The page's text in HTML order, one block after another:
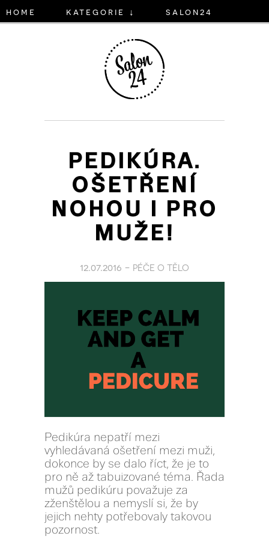
home kategorie ↓ salon24
PEDIKÚRA.
OŠETŘENÍ
NOHOU I PRO
MUŽE!
12.07.2016 - PÉČE O TĚLO
Pedikúra nepatří mezi
vyhledávaná ošetření mezi muži,
dokonce by se dalo říct, že je to
pro ně až tabuizované téma. Řada
mužů pedikúru považuje za
zženštělou a nemyslí si, že by
jejich nehty potřebovaly takovou
pozornost.